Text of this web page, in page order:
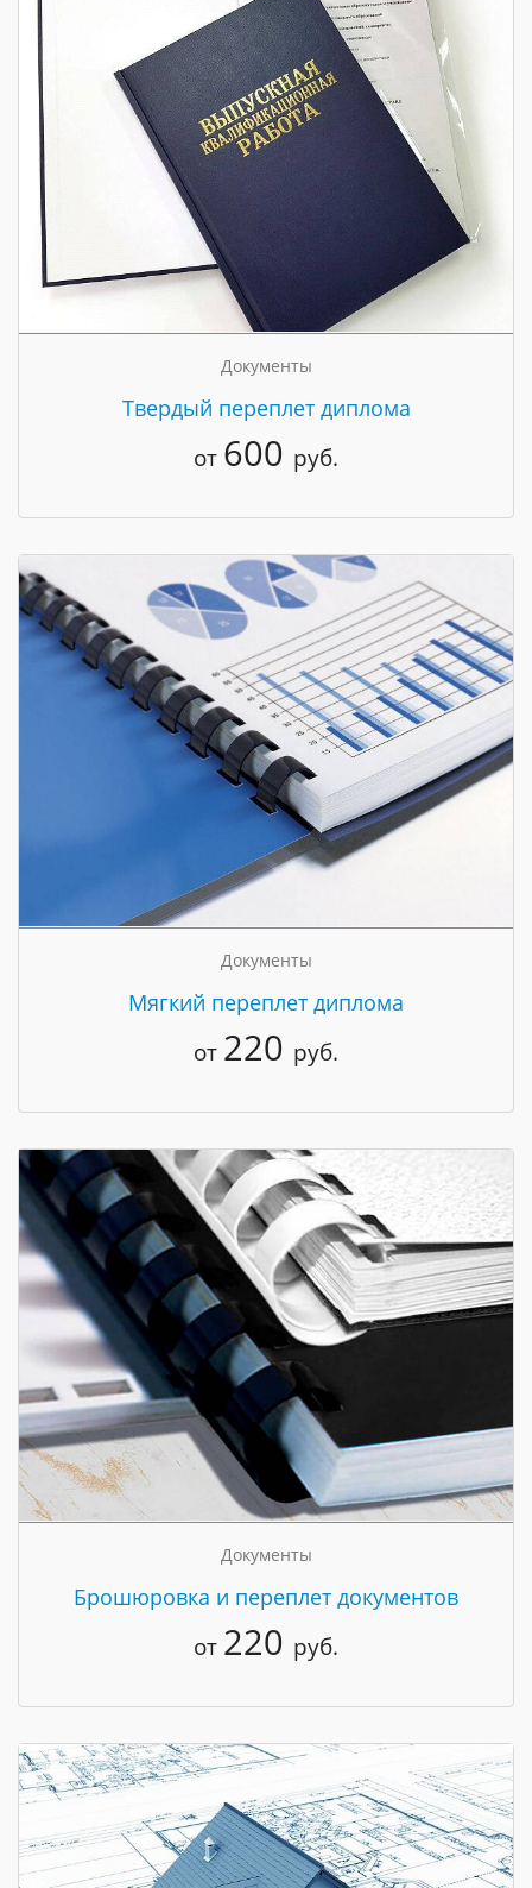
Документы
Твердый переплет диплома
от 600 руб.
Документы
Мягкий переплет диплома
от 220 руб.
Документы
Брошюровка и переплет документов
от 220 руб.